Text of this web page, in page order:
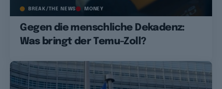
BREAK/THE NEWS MONEY
Gegen die menschliche Dekadenz:
Was bringt der Temu-Zoll?